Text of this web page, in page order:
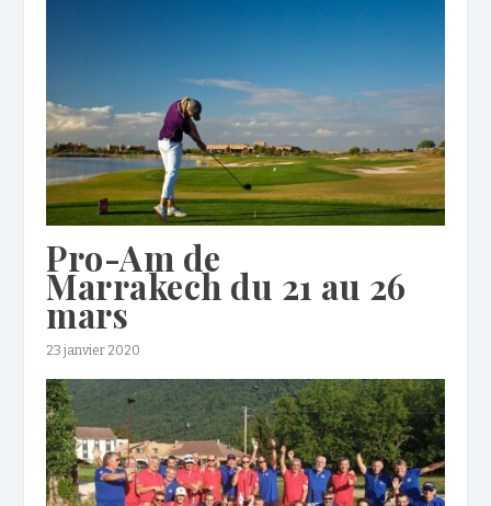
Pro-Am de
Marrakech du 21 au 26
mars
23 janvier 2020